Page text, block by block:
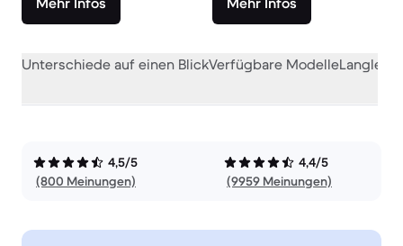
Unterschiede auf einen BlickVerfügbare Modelle
4,5/5
(800 Meinungen)
4,4/5
(9959 Meinungen)